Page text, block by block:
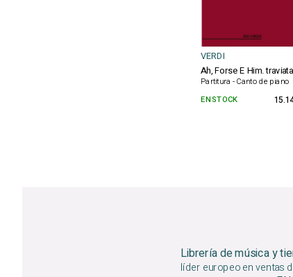
VERDI
Ah, Forse E Him. traviata
Partitura - Canto de piano
EN STOCK
Librería de música y
líder europeo en ventas